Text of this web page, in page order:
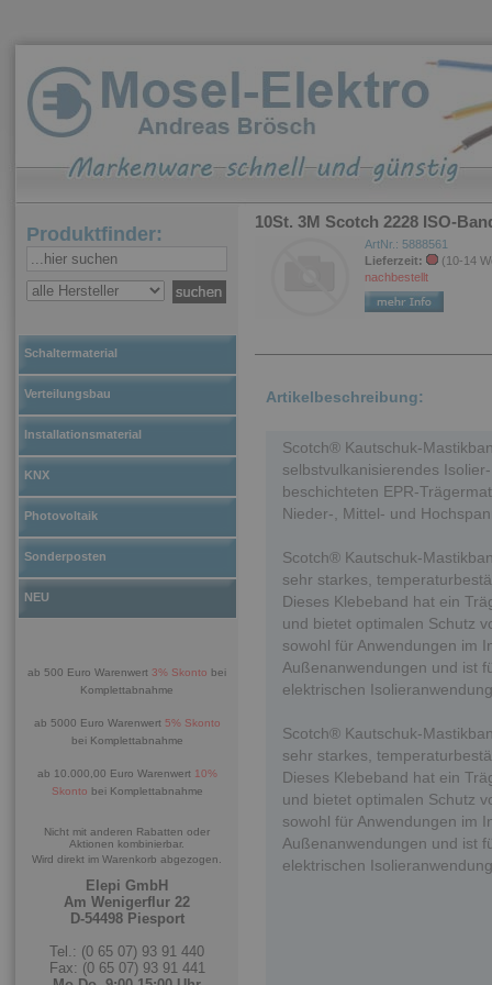
Produktfinder:
Schaltermaterial
Verteilungsbau
Installationsmaterial
KNX
Photovoltaik
Sonderposten
NEU
ab 500 Euro Warenwert 3% Skonto bei
Komplettabnahme
ab 5000 Euro Warenwert 5% Skonto
bei Komplettabnahme
ab 10.000,00 Euro Warenwert 10%
Skonto bei Komplettabnahme
Nicht mit anderen Rabatten oder
Aktionen kombinierbar.
Wird direkt im Warenkorb abgezogen.
Elepi GmbH
Am Wenigerflur 22
D-54498 Piesport
Tel.: (0 65 07) 93 91 440
Fax: (0 65 07) 93 91 441
10St. 3M Scotch 2228 ISO-
ArtNr.: 5888561
Lieferzeit:
(10-14
nachbestellt
Artikelbeschreibung:
Scotch® Kautschuk-
selbstvulkanisierendes
beschichteten EPR-
Nieder-, Mittel- und
Scotch® Kautschuk-
sehr starkes,
Dieses Klebeband hat ein
und bietet optimalen Schutz
sowohl für Anwendungen im
Außenanwendungen und ist
elektrischen
Scotch® Kautschuk-
sehr starkes,
Dieses Klebeband hat ein
und bietet optimalen Schutz
sowohl für Anwendungen im
Außenanwendungen und ist
elektrischen